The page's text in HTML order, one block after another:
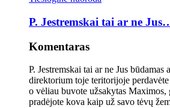
P. Jestremskai tai ar ne
Komentaras
P. Jestremskai tai ar ne Jus būdamas
direktorium toje teritorijoje
o vėliau buvote užsakytas Maximos,
pradėjote kova kaip už savo tėvų